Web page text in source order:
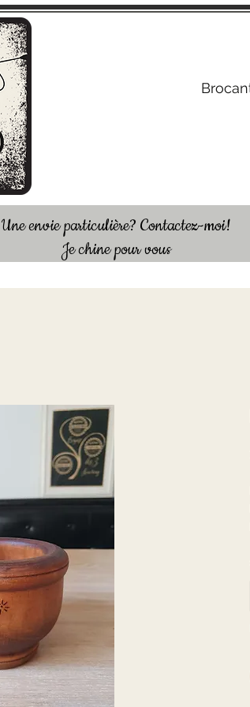
Une envie particulière? Contactez-moi!
Je chine pour vous